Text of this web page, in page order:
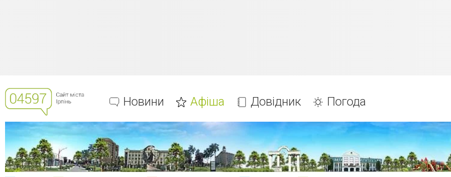
Новини Афіша Довідник Погода